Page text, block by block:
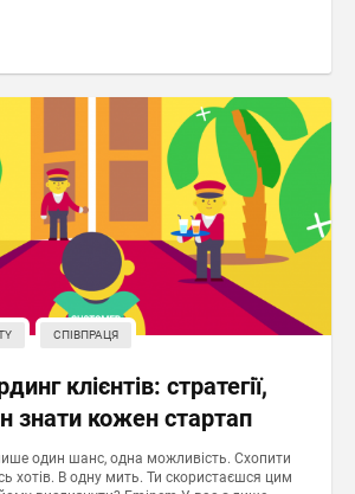
СПІВПРАЦЯ
клієнтів: стратегії,
знати кожен стартап
один шанс, одна можливість. Схопити
хотів. В одну мить. Ти скористаєшся цим